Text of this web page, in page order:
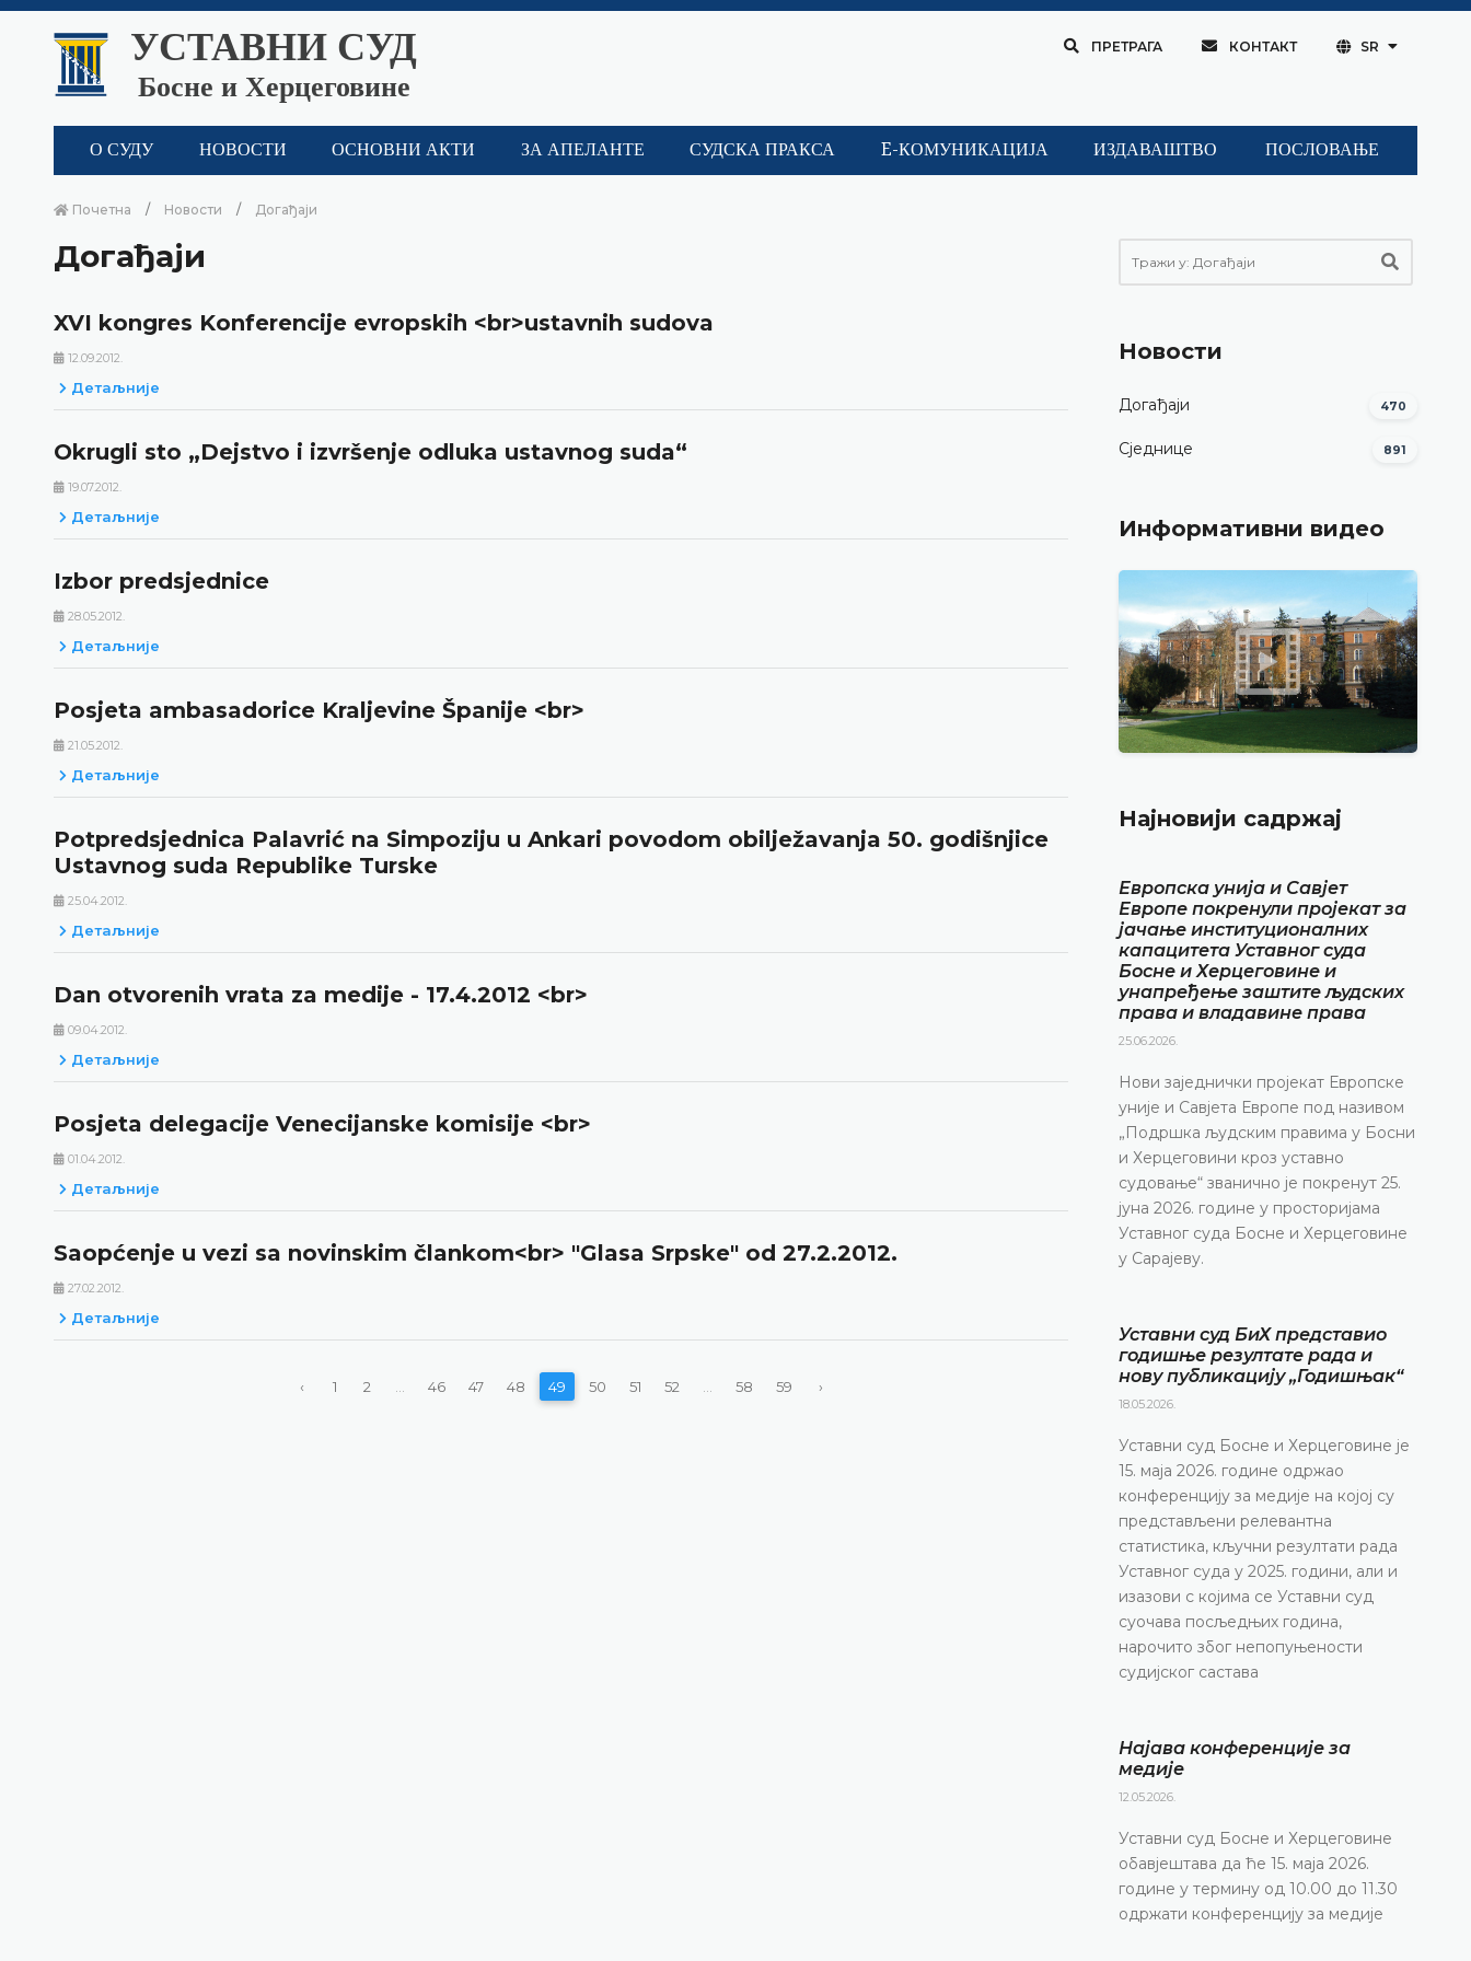
УСТАВНИ СУД
Босне и Херцеговине
ПРЕТРАГА КОНТАКТ SR
О СУДУ НОВОСТИ ОСНОВНИ АКТИ ЗА АПЕЛАНТЕ СУДСКА ПРАКСА E-КОМУНИКАЦИЈА ИЗДАВАШТВО ПОСЛОВАЊЕ
Почетна Новости Догађаји
Догађаји
XVI kongres Konferencije evropskih <br>ustavnih sudova
12.09.2012.
Детаљније
Okrugli sto „Dejstvo i izvršenje odluka ustavnog suda“
19.07.2012.
Детаљније
Izbor predsjednice
28.05.2012.
Детаљније
Posjeta ambasadorice Kraljevine Španije <br>
21.05.2012.
Детаљније
Potpredsjednica Palavrić na Simpoziju u Ankari povodom obilježavanja 50. godišnjice
Ustavnog suda Republike Turske
25.04.2012.
Детаљније
Dan otvorenih vrata za medije - 17.4.2012 <br>
09.04.2012.
Детаљније
Posjeta delegacije Venecijanske komisije <br>
01.04.2012.
Детаљније
Saopćenje u vezi sa novinskim člankom<br> "Glasa Srpske" od 27.2.2012.
27.02.2012.
Детаљније
‹ 1 2 46 47 48 49 50 51 52 58 59 ›
Новости
Догађаји 470
Сједнице 891
Информативни видео
Најновији садржај
Европска унија и Савјет
Европе покренули пројекат за
јачање институционалних
капацитета Уставног суда
Босне и Херцеговине и
унапређење заштите људских
права и владавине права
25.06.2026.
Нови заједнички пројекат Европске
уније и Савјета Европе под називом
„Подршка људским правима у Босни
и Херцеговини кроз уставно
судовање“ званично је покренут 25.
јуна 2026. године у просторијама
Уставног суда Босне и Херцеговине
у Сарајеву.
Уставни суд БиХ представио
годишње резултате рада и
нову публикацију „Годишњак“
18.05.2026.
Уставни суд Босне и Херцеговине је
15. маја 2026. године одржао
конференцију за медије на којој су
представљени релевантна
статистика, кључни резултати рада
Уставног суда у 2025. години, али и
изазови с којима се Уставни суд
суочава посљедњих година,
нарочито због непопуњености
судијског састава
Најава конференције за
медије
12.05.2026.
Уставни суд Босне и Херцеговине
обавјештава да ће 15. маја 2026.
године у термину од 10.00 до 11.30
одржати конференцију за медије